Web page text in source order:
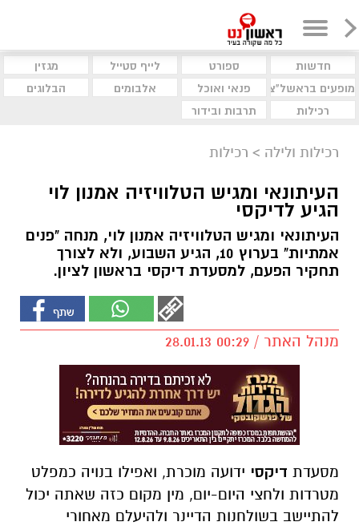
חדשות ספורט לייף סטייל
מגזין
מופעים בראשל"צ
פנאי ואוכל אלבומים
הבלוגים
רכילות
תרבות ובידור
רכילות ולילה > רכילות
העיתונאי ומגיש הטלוויזיה אמנון לוי
הגיע לדיקסי
העיתונאי ומגיש הטלוויזיה אמנון לוי, מנחה "פנים
אמתיות" בערוץ 10, הגיע השבוע, ולא לצורך
תחקיר הפעם, למסעדת דיקסי בראשון לציון.
מנהל האתר / 00:29 28.01.13
מסעדת דיקסי ידועה מוכרת, ואפילו בנויה כמפלט
מטרדות ולחצי היום-יום, מין מקום כזה שאתה יכול
להתיישב בשולחנות הדיינר ולהיעלם מאחורי